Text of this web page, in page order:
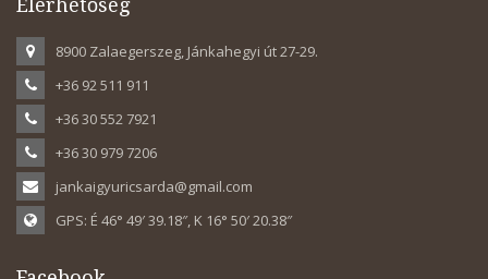
Elérhetőség
8900 Zalaegerszeg, Jánkahegyi út 27-29.
+36 92 511 911
+36 30 552 7921
+36 30 979 7206
jankaigyuricsarda@gmail.com
GPS: É 46° 49′ 39.18″, K 16° 50′ 20.38″